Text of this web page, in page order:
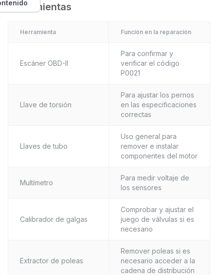
Herramientas
Herramienta Función en la reparación
Escáner OBD-II
Para confirmar y
verificar el código
P0021
Llave de torsión
Para ajustar los pernos
en las especificaciones
correctas
Llaves de tubo
Uso general para
remover e instalar
componentes del motor
Multímetro
Para medir voltaje de
los sensores
Calibrador de galgas
Comprobar y ajustar el
juego de válvulas si es
necesario
Extractor de poleas
Remover poleas si es
necesario acceder a la
cadena de distribución